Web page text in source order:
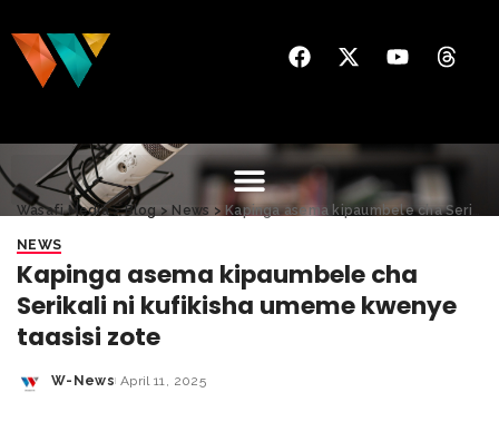
Wasafi Media>Blog> News > Kapinga asema kipaumbele cha Serikali ni kufikisha umeme kwenye taasisi zote
NEWS
Kapinga asema kipaumbele cha
Serikali ni kufikisha umeme kwenye
taasisi zote
W-News April 11, 2025